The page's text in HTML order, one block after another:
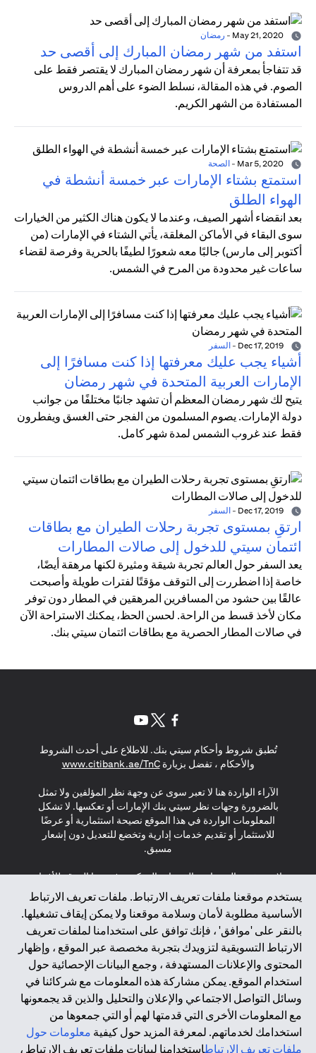
- رمضان
استفد من شهر رمضان المبارك إلى أقصى حد
قد تتفاجأ بمعرفة أن شهر رمضان المبارك لا يقتصر فقط على
الصوم. في هذه المقالة، نسلط الضوء على أهم الدروس
المستفادة من الشهر الكريم.
- الصحة
استمتع بشتاء الإمارات عبر خمسة أنشطة في
الهواء الطلق
بعد انقضاء أشهر الصيف، وعندما لا يكون هناك الكثير من الخيارات
سوى البقاء في الأماكن المغلقة، يأتي الشتاء في الإمارات (من
أكتوبر إلى مارس) جالبًا معه شعورًا لطيفًا بالحرية وفرصة لقضاء
ساعات غير محدودة من المرح في الشمس.
- السفر
أشياء يجب عليك معرفتها إذا كنت مسافرًا إلى
الإمارات العربية المتحدة في شهر رمضان
يتيح لك شهر رمضان المعظم أن تشهد جانبًا مختلفًا من جوانب
دولة الإمارات. يصوم المسلمون من الفجر حتى الغسق ويفطرون
فقط عند غروب الشمس لمدة شهر كامل.
- السفر
ارتقِ بمستوى تجربة رحلات الطيران مع بطاقات
ائتمان سيتي للدخول إلى صالات المطارات
يعد السفر حول العالم تجربة شيقة ومثيرة لكنها مرهقة أيضًا،
خاصة إذا اضطررت إلى التوقف مؤقتًا لفترات طويلة وأصبحت
عالقًا بين حشود من المسافرين المرهقين في المطار دون توفر
مكان لأخذ قسط من الراحة. لحسن الحظ، يمكنك الاستراحة الآن
في صالات المطار الحصرية مع بطاقات ائتمان سيتي بنك.
يستخدم موقعنا ملفات تعريف الارتباط. ملفات تعريف الارتباط
الأساسية مطلوبة لأمان وسلامة موقعنا ولا يمكن إيقاف تشغيلها.
بالنقر على 'موافق' ، فإنك توافق على استخدامنا لملفات تعريف
الارتباط التسويقية لتزويدك بتجربة مخصصة عبر الموقع ، وإظهار
المحتوى والإعلانات المستهدفة ، وجمع البيانات الإحصائية حول
استخدام الموقع. يمكن مشاركة هذه المعلومات مع شركائنا في
وسائل التواصل الاجتماعي والإعلان والتحليل والذين قد يجمعونها
مع المعلومات الأخرى التي قدمتها لهم أو التي جمعوها من
استخدامك لخدماتهم. لمعرفة المزيد حول كيفية معلومات حول
ملفات تعريف الارتباطاستخدامنا لبيانات ملفات تعريف الارتباط ،
تُطبق شروط وأحكام سيتي بنك. للاطلاع على أحدث الشروط
والأحكام ، تفضل بزيارةwww.citibank.ae/TnC
(opens in a new tab)
الآراء الواردة هنا لا تعبر سوى عن وجهة نظر المؤلفين ولا تمثل
بالضرورة وجهات نظر سيتي بنك الإمارات أو تعكسها. لا تشكل
المعلومات الواردة في هذا الموقع نصيحة استثمارية أو عرضًا
للاستثمار أو تقديم خدمات إدارية وتخضع للتعديل دون إشعار
مسبق.
لا يتم تقديم المنتجات والخدمات المذكورة في هذا الموقع للأفراد
المقيمين في الاتحاد الأوروبي أو المنطقة الاقتصادية الأوروبية أو
سويسرا أو غيرنسي أو جيرسي أو موناكو أو سان مارينو أو
الفاتيكان أو جزيرة مان أو المملكة المتحدة أو خصوصية البيانات
(لائحة حماية البيانات العامة \ قانون حماية البيانات الشخصية
العامة \ قانون خصوصية نيوزيلندا). المحتوى الموجود في هذه
الصفحة ليس ولا ينبغي تفسيره على أنه عرض أو دعوة أو دعوة
لشراء أو بيع أي من المنتجات والخدمات المذكورة هنا لمثل هؤلاء
الأفراد.
*GDPR – اللائحة العامة لحماية البيانات؛ * LGPD – Lei Geral de
Proteção de Dados Pessoais ; *NZPA – قانون الخصوصية
النيوزيلندي